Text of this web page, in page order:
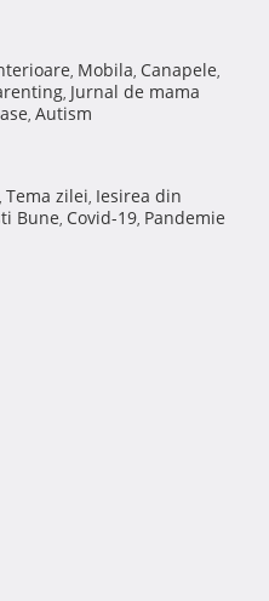
, Mobila, Canapele,
, Jurnal de mama
, Autism
, Tema zilei, Iesirea din
Bune, Covid-19, Pandemie